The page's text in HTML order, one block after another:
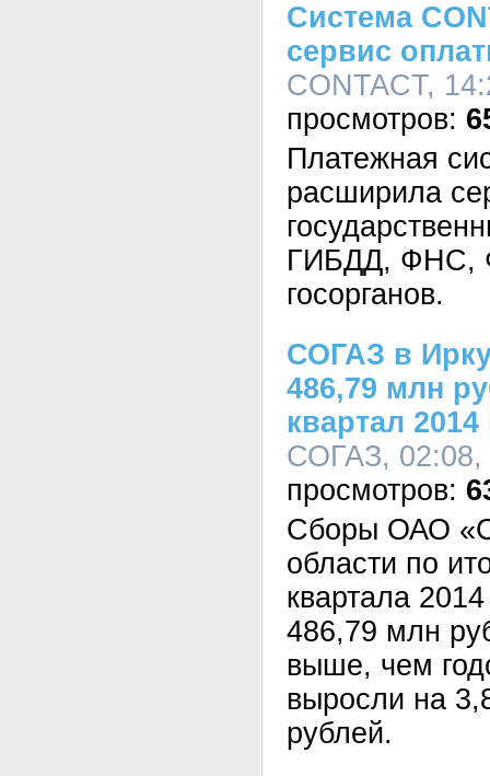
Система
сервис
CONTACT,
Платежная
расширила
ГИБДД, ФНС,
госорганов.
СОГАЗ в
486,79 млн
квартал
СОГАЗ, 02:08,
Сборы ОАО
области по
квартала
486,79 млн
выше, чем
выросли на
рублей.